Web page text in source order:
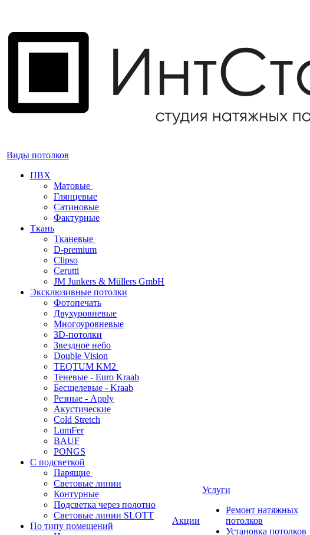
Виды потолков
ПВХ
Матовые
Глянцевые
Сатиновые
Фактурные
Ткань
Тканевые
D-premium
Clipso
Cerutti
JM Junkers & Müllers GmbH
Эксклюзивные потолки
Фотопечать
Двухуровневые
Многоуровневые
3D-потолки
Звездное небо
Double Vision
TEQTUM KM2
Теневые - Euro Kraab
Бесщелевые - Kraab
Резные - Apply
Акустические
Cold Stretch
LumFer
BAUF
PONGS
С подсветкой
Парящие
Световые линии
Контурные
Подсветка через полотно
Световые линии SLOTT
По типу помещений
Акции
Услуги
Ремонт натяжных
потолков
Установка потолков